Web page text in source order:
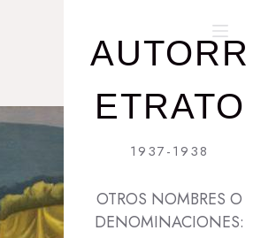
AUTORR
ETRATO
1937-1938
OTROS NOMBRES O
DENOMINACIONES: